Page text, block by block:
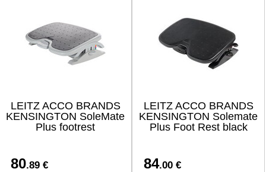
LEITZ ACCO BRANDS
KENSINGTON SoleMate
Plus footrest
80.89 €
LEITZ ACCO BRANDS
KENSINGTON Solemate
Plus Foot Rest black
84.00 €